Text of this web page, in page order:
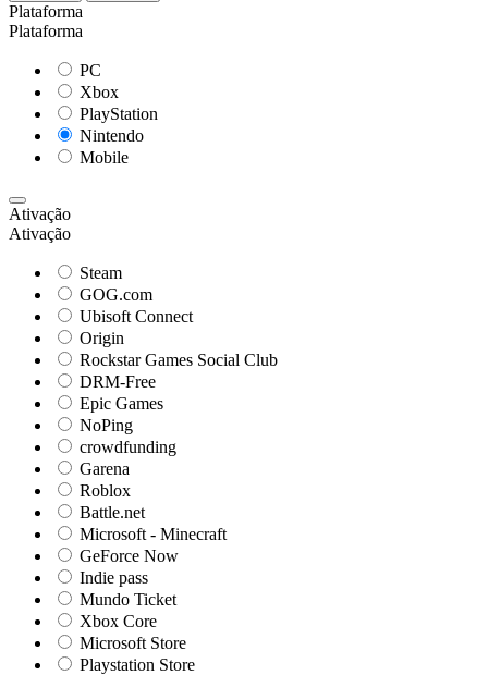
Plataforma
Plataforma
PC
Xbox
PlayStation
Nintendo
Mobile
Ativação
Ativação
Steam
GOG.com
Ubisoft Connect
Origin
Rockstar Games Social Club
DRM-Free
Epic Games
NoPing
crowdfunding
Garena
Roblox
Battle.net
Microsoft - Minecraft
GeForce Now
Indie pass
Mundo Ticket
Xbox Core
Microsoft Store
Playstation Store